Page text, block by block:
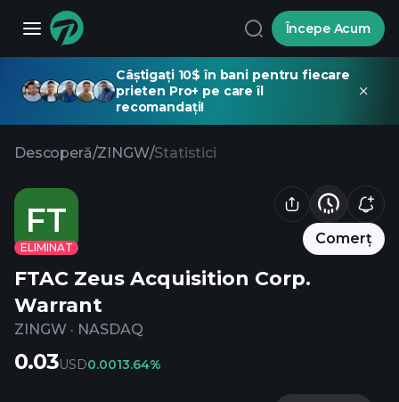
Începe Acum
Câștigați 10$ în bani pentru fiecare
prieten Pro+ pe care îl
recomandați!
Descoperă/ZINGW/Statistici
FT
ELIMINAT
Comerț
FTAC Zeus Acquisition Corp.
Warrant
ZINGW · NASDAQ
0.03USD0.0013.64%